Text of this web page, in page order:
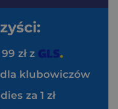
zł z
klubowiczów
za 1 zł